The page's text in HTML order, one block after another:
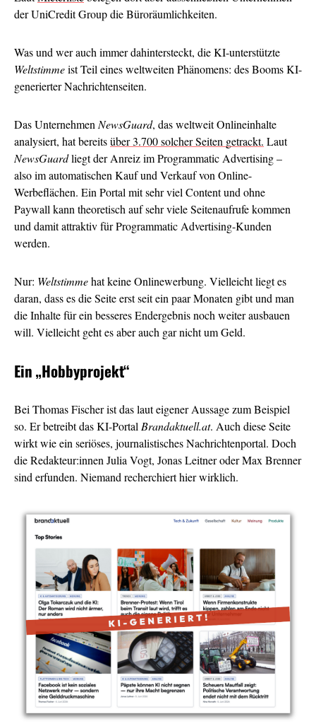
der UniCredit Group die Büroräumlichkeiten.
Was und wer auch immer dahintersteckt, die KI-unterstützte
Weltstimmeist Teil eines weltweiten Phänomens: des Booms KI-
generierter Nachrichtenseiten.
Das UnternehmenNewsGuard, das weltweit Onlineinhalte
analysiert, hat bereitsüber 3.700 solcher Seiten getrackt. Laut
NewsGuardliegt der Anreiz im Programmatic Advertising –
also im automatischen Kauf und Verkauf von Online-
Werbeflächen. Ein Portal mit sehr viel Content und ohne
Paywall kann theoretisch auf sehr viele Seitenaufrufe kommen
und damit attraktiv für Programmatic Advertising-Kunden
werden.
Nur: Weltstimmehat keine Onlinewerbung. Vielleicht liegt es
daran, dass es die Seite erst seit ein paar Monaten gibt und man
die Inhalte für ein besseres Endergebnis noch weiter ausbauen
will. Vielleicht geht es aber auch gar nicht um Geld.
Ein„Hobbyprojekt“
Bei Thomas Fischer ist das laut eigener Aussage zum Beispiel
so. Er betreibt das KI-PortalBrandaktuell.at. Auch diese Seite
wirkt wie ein seriöses, journalistisches Nachrichtenportal. Doch
die Redakteur:innen Julia Vogt, Jonas Leitner oder Max Brenner
sind erfunden. Niemand recherchiert hier wirklich.